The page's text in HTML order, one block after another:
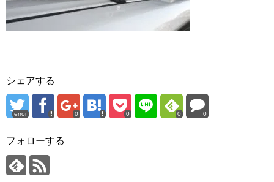
シェアする
error 0 0 0 0
フォローする